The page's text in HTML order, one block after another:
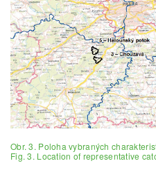
Obr. 3. Poloha vybraných
Fig. 3. Location of representative